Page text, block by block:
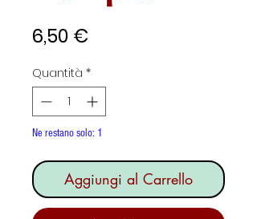
6,50 €
Quantità *
Ne restano solo: 1
Aggiungi al Carrello